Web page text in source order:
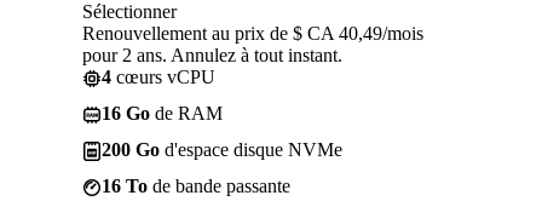
Sélectionner
Renouvellement au prix de $ CA 40,49/mois
pour 2 ans. Annulez à tout instant.
4 cœurs vCPU
16 Go de RAM
200 Go d'espace disque NVMe
16 To de bande passante